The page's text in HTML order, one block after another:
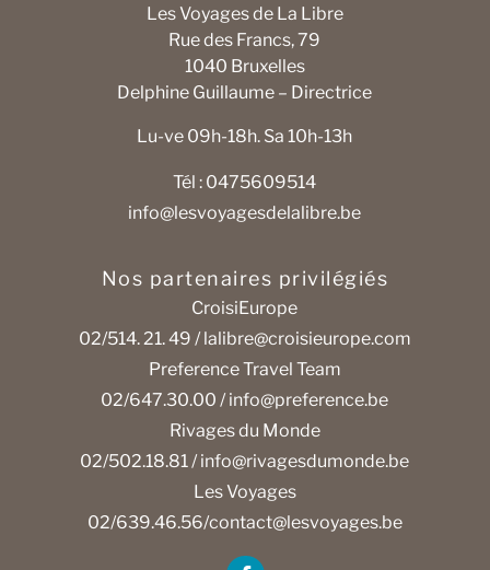
Les Voyages de La Libre
Rue des Francs, 79
1040 Bruxelles
Delphine Guillaume – Directrice
Lu-ve 09h-18h. Sa 10h-13h
Tél : 0475609514
info@lesvoyagesdelalibre.be
Nos partenaires privilégiés
CroisiEurope
02/514. 21. 49 / lalibre@croisieurope.com
Preference Travel Team
02/647.30.00 /info@preference.be
Rivages du Monde
02/502.18.81 /info@rivagesdumonde.be
Les Voyages
02/639.46.56/contact@lesvoyages.be